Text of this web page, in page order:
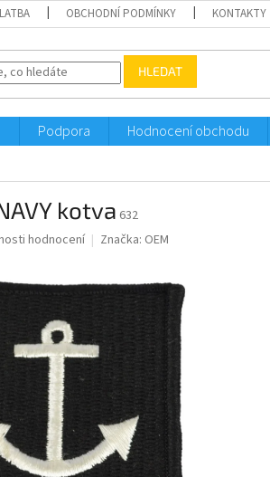
OBCHODNÍ PODMÍNKY KONTAKTY
HLEDAT
Podpora Hodnocení obchodu
kotva 632
hodnocení Značka: OEM